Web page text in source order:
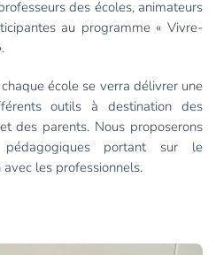
des écoles, animateurs
au programme « Vivre-
école se verra délivrer une
outils à destination des
des parents. Nous proposerons
portant sur le
les professionnels.